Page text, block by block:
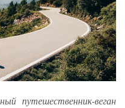
путешественник-веган